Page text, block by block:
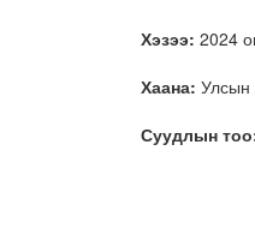
Хэзээ: 2024
Хаана: Улсын
Суудлын